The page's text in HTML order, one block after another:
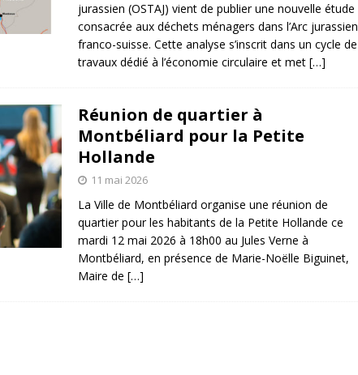
jurassien (OSTAJ) vient de publier une nouvelle étude
consacrée aux déchets ménagers dans l’Arc jurassien
franco-suisse. Cette analyse s’inscrit dans un cycle de
travaux dédié à l’économie circulaire et met […]
Réunion de quartier à
Montbéliard pour la Petite
Hollande
11 mai 2026
La Ville de Montbéliard organise une réunion de
quartier pour les habitants de la Petite Hollande ce
mardi 12 mai 2026 à 18h00 au Jules Verne à
Montbéliard, en présence de Marie-Noëlle Biguinet,
Maire de […]